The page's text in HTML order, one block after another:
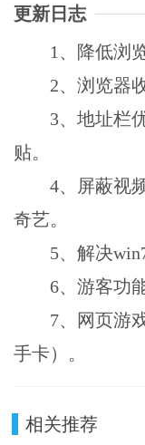
更新日志
1、降低浏览
2、浏览器收
3、地址栏优
贴。
4、屏蔽视频
奇艺。
5、解决win7
6、游客功能
7、网页游戏
手卡）。
相关推荐